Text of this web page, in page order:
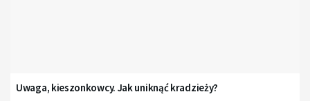
Uwaga, kieszonkowcy. Jak uniknąć kradzieży?